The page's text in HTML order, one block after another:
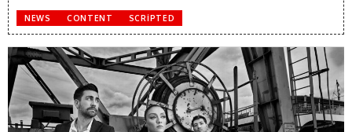
NEWS CONTENT SCRIPTED